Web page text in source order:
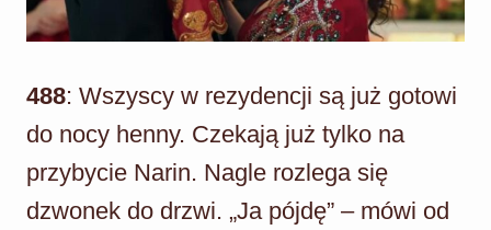
488: Wszyscy w rezydencji są już gotowi
do nocy henny. Czekają już tylko na
przybycie Narin. Nagle rozlega się
dzwonek do drzwi. „Ja pójdę” – mówi od